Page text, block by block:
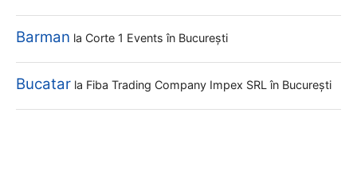
Barman la Corte 1 Events în București
Bucatar la Fiba Trading Company Impex SRL în București